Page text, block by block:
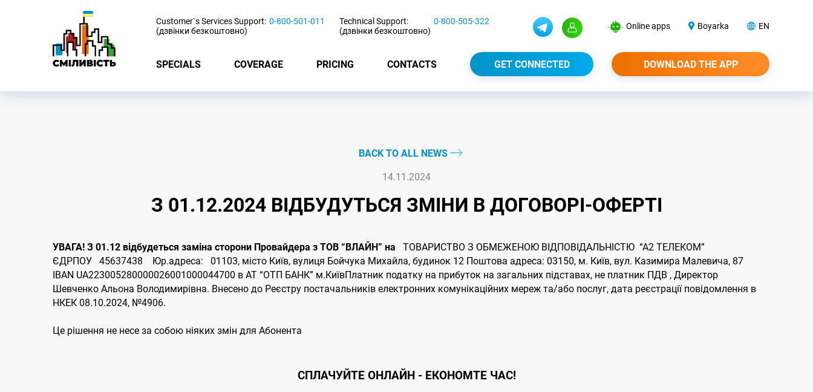
Customer`s Services Support:
(дзвінки безкоштовно)
0-800-501-011
Technical Support:
(дзвінки безкоштовно)
0-800-505-322 Online apps Boyarka EN
SPECIALS COVERAGE PRICING CONTACTS GET CONNECTED DOWNLOAD THE APP
BACK TO ALL NEWS
14.11.2024
З 01.12.2024 ВІДБУДУТЬСЯ ЗМІНИ В ДОГОВОРІ-ОФЕРТІ
УВАГА! З 01.12 відбудеться заміна сторони Провайдера з ТОВ “ВЛАЙН” на
ТОВАРИСТВО З ОБМЕЖЕНОЮ ВІДПОВІДАЛЬНІСТЮ “А2 ТЕЛЕКОМ”
ЄДРПОУ 45637438 Юр.адреса: 01103, місто Київ, вулиця Бойчука Михайла, будинок 12 Поштова адреса: 03150, м. Київ, вул. Казимира Малевича, 87
IBAN UA223005280000026001000044700 в АТ “ОТП БАНК” м.КиївПлатник податку на прибуток на загальних підставах, не платник ПДВ , Директор
Шевченко Альона Володимирівна. Внесено до Реєстру постачальників електронних комунікаційних мереж та/або послуг, дата реєстрації повідомлення в
НКЕК 08.10.2024, №4906.
Це рішення не несе за собою ніяких змін для Абонента
CПЛАЧУЙТЕОНЛАЙН - ЕКОНОМТЕ ЧАС!